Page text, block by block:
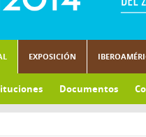
EXPOSICIÓN
Documentos